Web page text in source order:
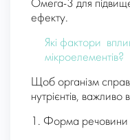
Омега-3 для
ефекту.
Які фактори
мікроелементів?
Щоб організм
нутрієнтів, важливо
1. Форма речовини